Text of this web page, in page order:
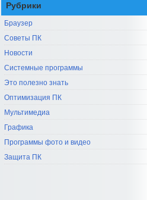
Рубрики
Браузер
Советы ПК
Новости
Системные программы
Это полезно знать
Оптимизация ПК
Мультимедиа
Графика
Программы фото и видео
Защита ПК